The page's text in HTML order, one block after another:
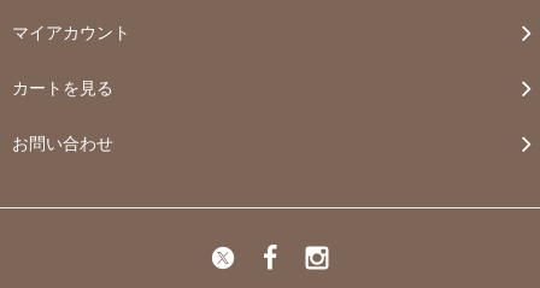
マイアカウント
カートを見る
お問い合わせ